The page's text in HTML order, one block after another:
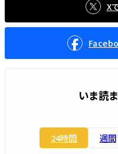
X
いま読
24時間 週間